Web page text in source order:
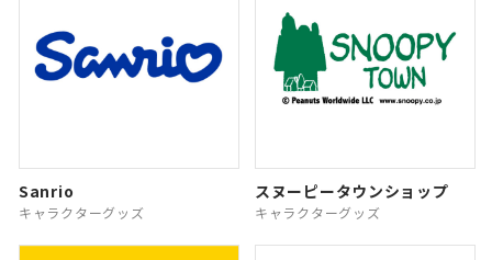
Sanrio
キャラクターグッズ
スヌーピータウンショップ
キャラクターグッズ